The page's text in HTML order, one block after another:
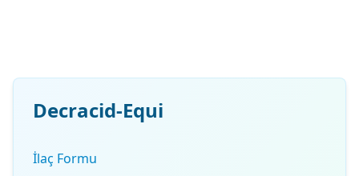
Decracid-Equi
İlaç Formu